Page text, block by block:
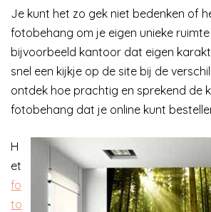
Je kunt het zo gek niet bedenken of
fotobehang om je eigen unieke
bijvoorbeeld kantoor dat eigen
snel een kijkje op de site bij de
ontdek hoe prachtig en sprekend de
fotobehang dat je online kunt
H
et
fo
to